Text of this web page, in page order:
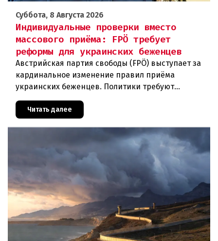
Суббота, 8 Августа 2026
Индивидуальные проверки вместо
массового приёма: FPÖ требует
реформы для украинских беженцев
Австрийская партия свободы (FPÖ) выступает за
кардинальное изменение правил приёма
украинских беженцев. Политики требуют
отменить автоматическое предоставление
убежища и ввести индивидуальные проверки
Читать далее